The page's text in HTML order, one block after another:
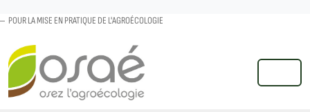
POUR LA MISE EN PRATIQUE DE L'AGROÉCOLOGIE
MENU